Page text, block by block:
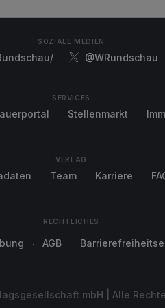
SOZIALE MEDIEN
@WRundschau
SERVICES
Stellenmarkt
VERLAG
Team Karriere
RECHTLICHES
AGB
mbH | Alle